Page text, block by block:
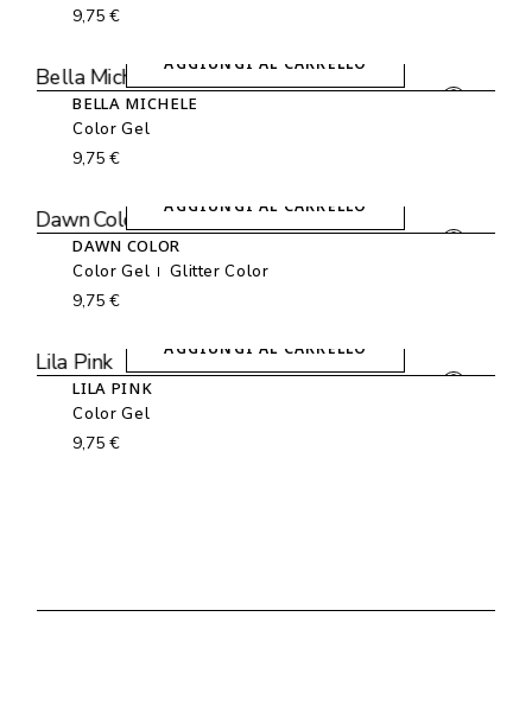
9,75€
AGGIUNGI AL CARRELLO
BELLA MICHELE
Color Gel
9,75€
AGGIUNGI AL CARRELLO
DAWN COLOR
Color Gel
Glitter Color
9,75€
AGGIUNGI AL CARRELLO
LILA PINK
Color Gel
9,75€